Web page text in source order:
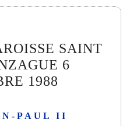
SAINT
6
1988
PAUL II